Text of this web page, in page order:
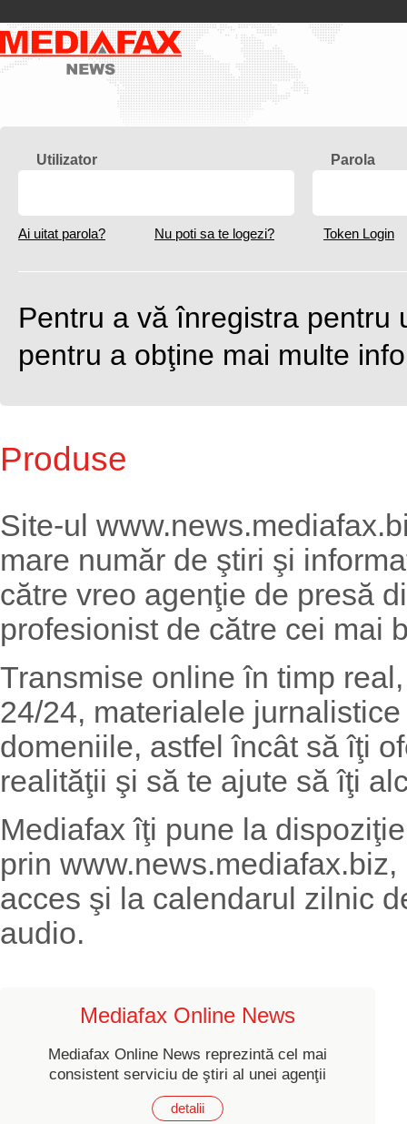
Utilizator Parola
Ai uitat parola? Nu poti sa te logezi? Token Login
Pentru a vă înregistra pentru
pentru a obţine mai multe
Produse
Site-ul
mare număr de ştiri şi
către vreo agenţie de presă
profesionist de către cei mai
Transmise online în timp
24/24, materialele
domeniile, astfel încât să îţi
realităţii şi să te ajute să îţi
Mediafax îţi pune la
prin
acces şi la calendarul zilnic
audio.
Mediafax Online News
Mediafax Online News reprezintă cel mai
consistent serviciu de ştiri al unei agenţii
de presă româneşti.
detalii